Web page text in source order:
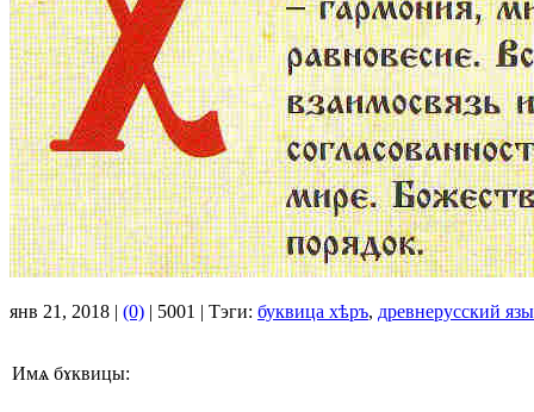
янв 21, 2018 | (0) | 5001 | Тэги: буквица хѣръ, древнерусский
Имѧ бɤквицы: